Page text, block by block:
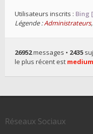
Utilisateurs inscrits : Bing
Légende :Administrateurs,
26952messages • 2435
le plus récent est
Réseaux Sociaux